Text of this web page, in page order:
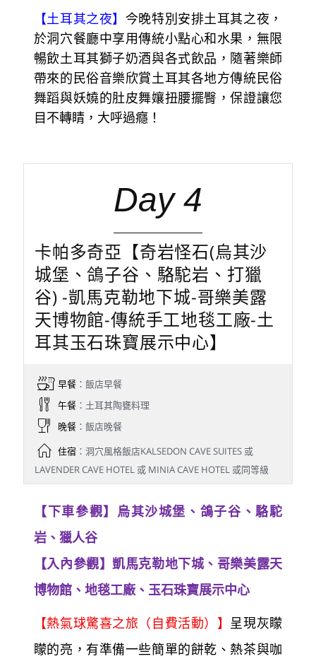
【土耳其之夜】 今晚特別安排土耳其之夜，
於洞穴餐廳中享用傳統小點心和水果，無限
暢飲土耳其獅子奶酒與各式飲品，隨著樂師
帶來的民俗音樂欣賞土耳其各地方傳統民俗
舞蹈與妖嬈的肚皮舞孃扭腰擺臀，保證讓您
目不轉睛，大呼過癮！
Day 4
卡帕多奇亞【奇岩怪石(烏其沙
城堡、鴿子谷、駱駝岩、打獵
谷) -凱馬克勒地下城-哥樂美露
天博物館-傳統手工地毯工廠-土
耳其玉石珠寶展示中心】
早餐：飯店早餐
午餐：土耳其陶甕料理
晚餐：飯店晚餐
住宿：洞穴風格飯店KALSEDON CAVE SUITES 或
LAVENDER CAVE HOTEL 或 MINIA CAVE HOTEL 或同等級
【下車參觀】烏其沙城堡、鴿子谷、駱駝
岩、獵人谷
【入內參觀】凱馬克勒地下城、哥樂美露天
博物館、地毯工廠、玉石珠寶展示中心
【熱氣球驚喜之旅（自費活動）】 呈現灰矇
矇的亮，有準備一些簡單的餅乾、熱茶與咖